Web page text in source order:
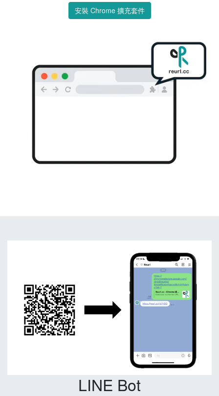
安裝 Chrome 擴充套件
LINE Bot